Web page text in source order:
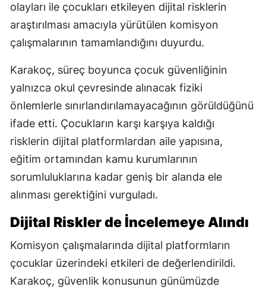
olayları ile çocukları etkileyen dijital risklerin
araştırılması amacıyla yürütülen komisyon
çalışmalarının tamamlandığını duyurdu.
Karakoç, süreç boyunca çocuk güvenliğinin
yalnızca okul çevresinde alınacak fiziki
önlemlerle sınırlandırılamayacağının görüldüğünü
ifade etti. Çocukların karşı karşıya kaldığı
risklerin dijital platformlardan aile yapısına,
eğitim ortamından kamu kurumlarının
sorumluluklarına kadar geniş bir alanda ele
alınması gerektiğini vurguladı.
Dijital Riskler de İncelemeye Alındı
Komisyon çalışmalarında dijital platformların
çocuklar üzerindeki etkileri de değerlendirildi.
Karakoç, güvenlik konusunun günümüzde